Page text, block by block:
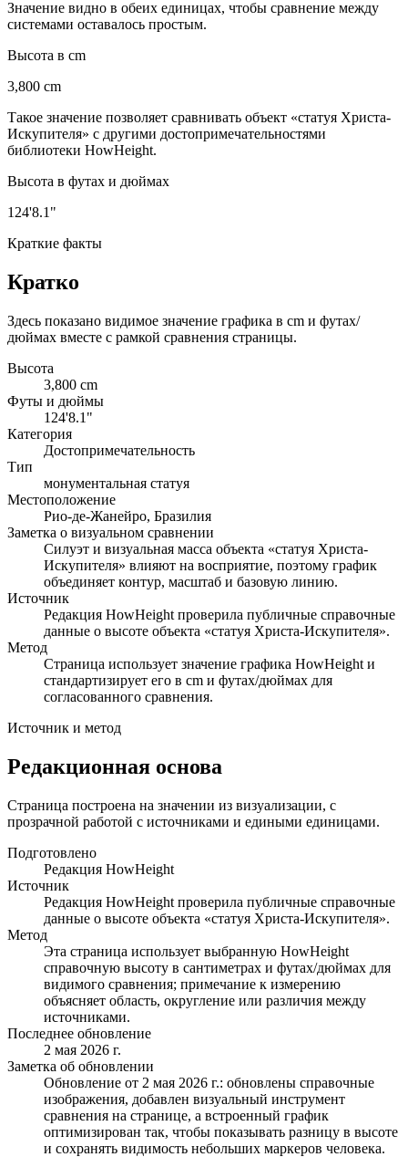
Значение видно в обеих единицах, чтобы сравнение между
системами оставалось простым.
Высота в cm
3,800 cm
Такое значение позволяет сравнивать объект «статуя Христа-
Искупителя» с другими достопримечательностями
библиотеки HowHeight.
Высота в футах и дюймах
124'8.1"
Краткие факты
Кратко
Здесь показано видимое значение графика в cm и футах/
дюймах вместе с рамкой сравнения страницы.
Высота
3,800 cm
Футы и дюймы
124'8.1"
Категория
Достопримечательность
Тип
монументальная статуя
Местоположение
Рио-де-Жанейро, Бразилия
Заметка о визуальном сравнении
Силуэт и визуальная масса объекта «статуя Христа-
Искупителя» влияют на восприятие, поэтому график
объединяет контур, масштаб и базовую линию.
Источник
Редакция HowHeight проверила публичные справочные
данные о высоте объекта «статуя Христа-Искупителя».
Метод
Страница использует значение графика HowHeight и
стандартизирует его в cm и футах/дюймах для
согласованного сравнения.
Источник и метод
Редакционная основа
Страница построена на значении из визуализации, с
прозрачной работой с источниками и едиными единицами.
Подготовлено
Редакция HowHeight
Источник
Редакция HowHeight проверила публичные справочные
данные о высоте объекта «статуя Христа-Искупителя».
Метод
Эта страница использует выбранную HowHeight
справочную высоту в сантиметрах и футах/дюймах для
видимого сравнения; примечание к измерению
объясняет область, округление или различия между
источниками.
Последнее обновление
2 мая 2026 г.
Заметка об обновлении
Обновление от 2 мая 2026 г.: обновлены справочные
изображения, добавлен визуальный инструмент
сравнения на странице, а встроенный график
оптимизирован так, чтобы показывать разницу в высоте
и сохранять видимость небольших маркеров человека.